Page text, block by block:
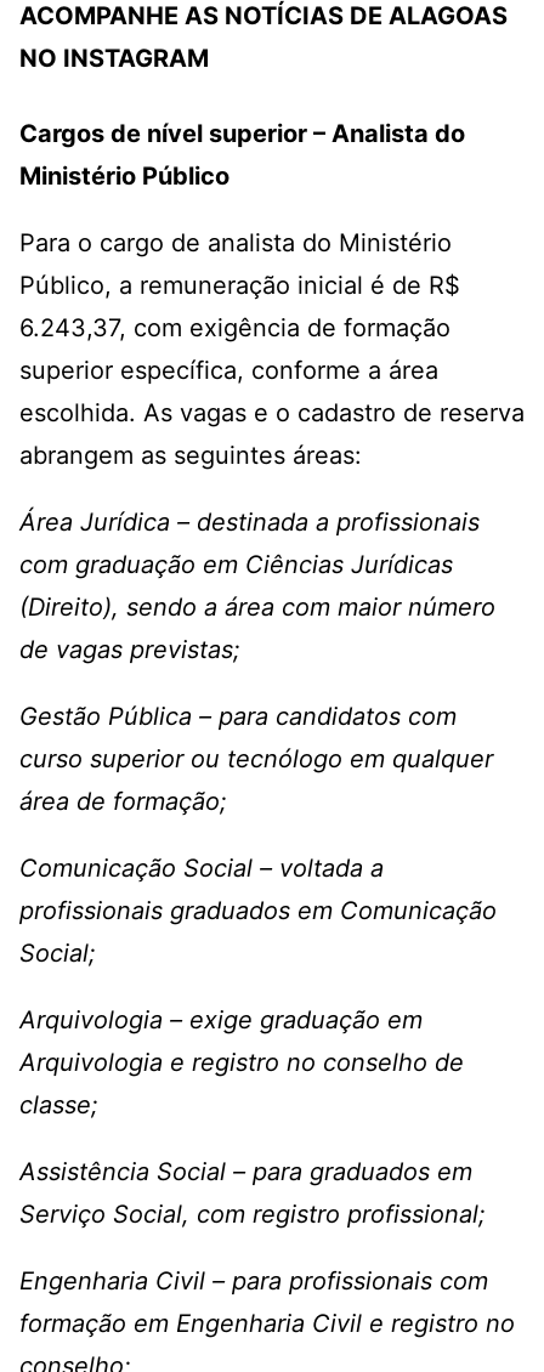
ACOMPANHE AS NOTÍCIAS DE ALAGOAS
NO INSTAGRAM
Cargos de nível superior – Analista do
Ministério Público
Para o cargo de analista do Ministério
Público, a remuneração inicial é de R$
6.243,37, com exigência de formação
superior específica, conforme a área
escolhida. As vagas e o cadastro de reserva
abrangem as seguintes áreas:
Área Jurídica – destinada a profissionais
com graduação em Ciências Jurídicas
(Direito), sendo a área com maior número
de vagas previstas;
Gestão Pública – para candidatos com
curso superior ou tecnólogo em qualquer
área de formação;
Comunicação Social – voltada a
profissionais graduados em Comunicação
Social;
Arquivologia – exige graduação em
Arquivologia e registro no conselho de
classe;
Assistência Social – para graduados em
Serviço Social, com registro profissional;
Engenharia Civil – para profissionais com
formação em Engenharia Civil e registro no
conselho;